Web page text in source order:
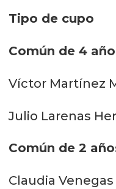
Tipo de cupo
Común de 4
Víctor Martínez
Julio Larenas
Común de 2
Claudia